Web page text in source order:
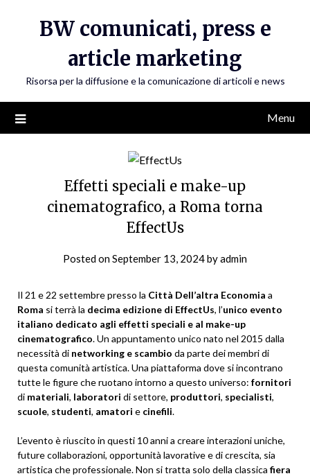
BW comunicati, press e
article marketing
Risorsa per la diffusione e la comunicazione di articoli e news
Menu
Effetti speciali e make-up
cinematografico, a Roma torna
EffectUs
Posted onSeptember 13, 2024byadmin
Il 21 e 22 settembre presso la Città Dell’altra Economia a
Roma si terrà la decima edizione di EffectUs, l’unico evento
italiano dedicato agli effetti speciali e al make-up
cinematografico. Un appuntamento unico nato nel 2015 dalla
necessità di networking e scambio da parte dei membri di
questa comunità artistica. Una piattaforma dove si incontrano
tutte le figure che ruotano intorno a questo universo: fornitori
di materiali, laboratori di settore, produttori, specialisti,
scuole, studenti, amatori e cinefili.
L’evento è riuscito in questi 10 anni a creare interazioni uniche,
future collaborazioni, opportunità lavorative e di crescita, sia
artistica che professionale. Non si tratta solo della classica fiera